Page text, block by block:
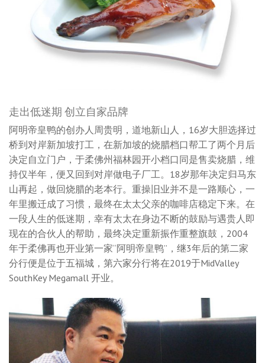
走出低迷期 创立自家品牌
阿明帝皇鸭的创办人周贵明，道地新山人，16岁大胆选择过
桥到对岸新加坡打工，在新加坡的烧腊档口帮工了两个月后
决定自立门户，于柔佛州福林园开小档口同是售卖烧腊，维
持仅半年，便又回到对岸做电子厂工。18岁那年决定归马东
山再起，做回烧腊的老本行。重操旧业并不是一路顺心，一
年里搬迁成了习惯，最终在太太父亲的咖啡店稳定下来。在
一段人生的低迷期，幸有太太在身边不断的鼓励与遇贵人即
现在的合伙人的帮助，最终决定重新振作重整旗鼓，2004
年于柔佛再也开业第一家“阿明帝皇鸭”，继3年后的第二家
分行便是位于五福城，第六家分行将在2019于MidValley
SouthKey Megamall 开业。